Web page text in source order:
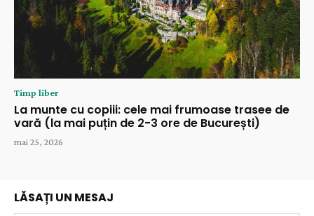
Timp liber
La munte cu copiii: cele mai frumoase trasee de
vară (la mai puțin de 2-3 ore de București)
mai 25, 2026
LĂSAȚI UN MESAJ